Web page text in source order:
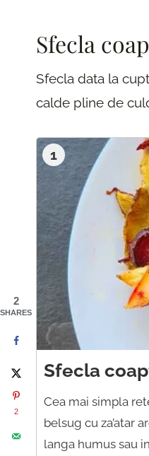
Sfecla
Sfecla data la
calde pline de
1
Sfecla
Cea mai simpla
belsug cu za’atar
langa humus sau
2
SHARES
2